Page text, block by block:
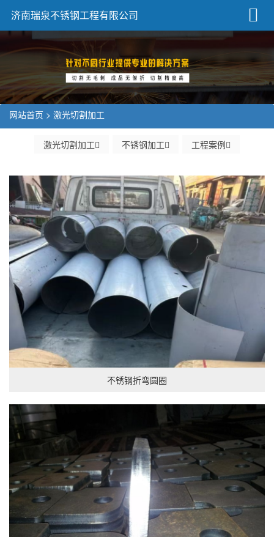
济南瑞泉不锈钢工程有限公司
网站首页 > 激光切割加工
激光切割加工 不锈钢加工 工程案例
不锈钢折弯圆圈